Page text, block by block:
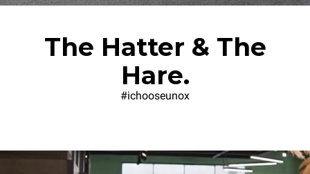
The Hatter & The
Hare.
#ichooseunox